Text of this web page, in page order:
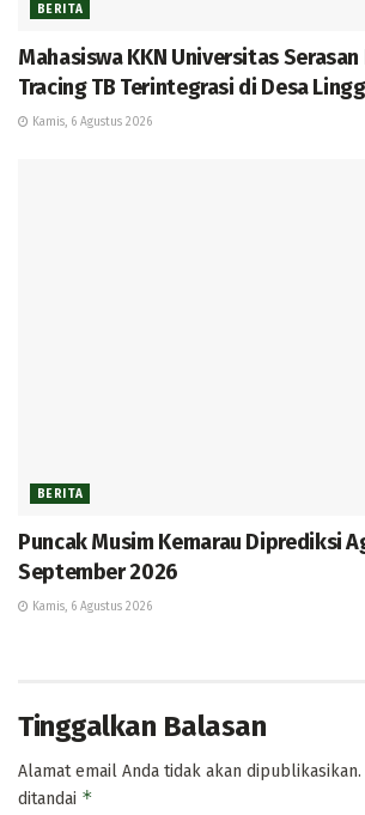
BERITA
Mahasiswa KKN Universitas
Tracing TB Terintegrasi di Desa
Kamis, 6 Agustus 2026
BERITA
Puncak Musim Kemarau Diprediksi
September 2026
Kamis, 6 Agustus 2026
Tinggalkan Balasan
Alamat email Anda tidak akan dipublikasikan.
ditandai *